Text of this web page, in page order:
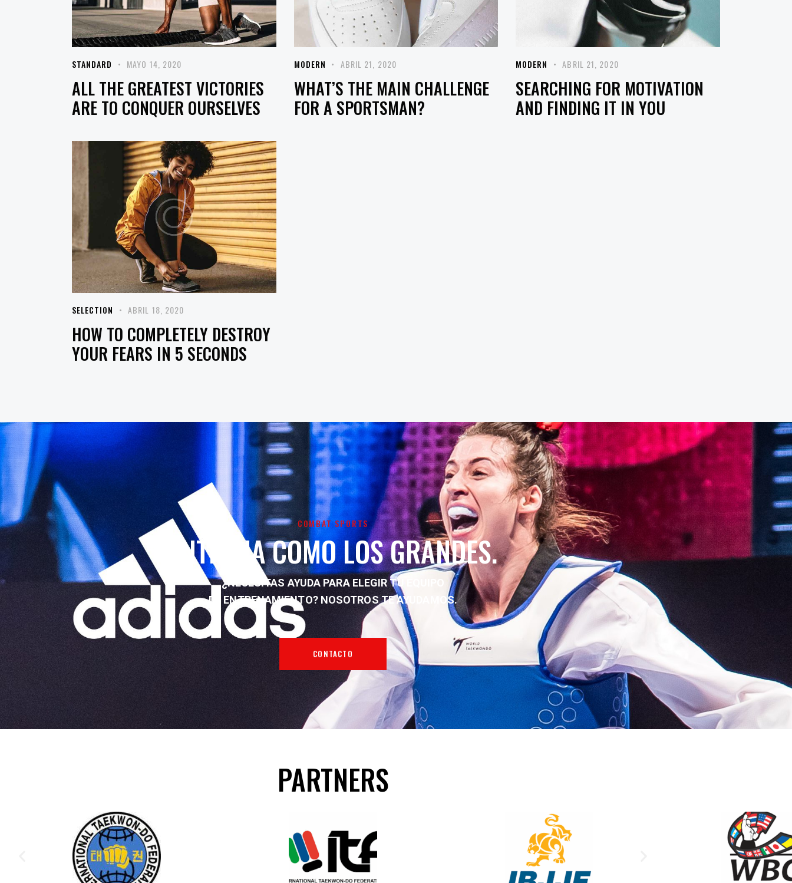
STANDARD MAYO 14, 2020
ALL THE GREATEST VICTORIES
ARE TO CONQUER OURSELVES
MODERN ABRIL 21, 2020
WHAT’S THE MAIN CHALLENGE
FOR A SPORTSMAN?
MODERN ABRIL 21, 2020
SEARCHING FOR MOTIVATION
AND FINDING IT IN YOU
SELECTION ABRIL 18, 2020
HOW TO COMPLETELY DESTROY
YOUR FEARS IN 5 SECONDS
COMBAT SPORTS
ENTRENA COMO LOS GRANDES.
¿NECESITAS AYUDA PARA ELEGIR TU EQUIPO
DE ENTRENAMIENTO? NOSOTROS TE AYUDAMOS.
CONTACTO
PARTNERS